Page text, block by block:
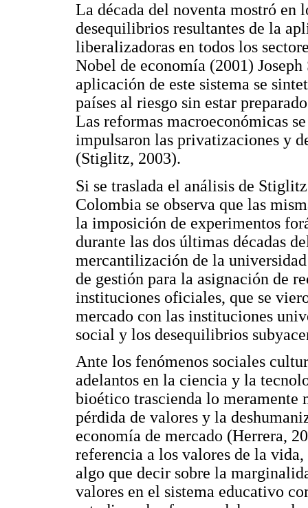
La década del noventa mostró en
desequilibrios resultantes de la
liberalizadoras en todos los
Nobel de economía (2001)
aplicación de este sistema se
países al riesgo sin estar
Las reformas macroeconómicas
impulsaron las privatizaciones y
(Stiglitz, 2003).
Si se traslada el análisis de
Colombia se observa que las
la imposición de experimentos
durante las dos últimas décadas
mercantilización de la
de gestión para la asignación de
instituciones oficiales, que se
mercado con las instituciones
social y los desequilibrios
Ante los fenómenos sociales
adelantos en la ciencia y la
bioético trascienda lo meramente
pérdida de valores y la
economía de mercado (Herrera,
referencia a los valores de la
algo que decir sobre la
valores en el sistema educativo